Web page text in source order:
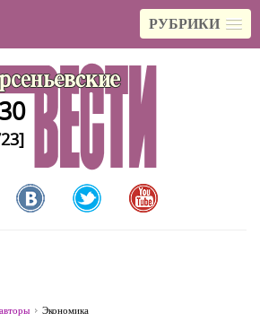
РУБРИКИ
30
Экономика